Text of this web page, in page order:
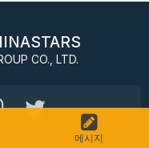
CO., LTD.
메시지